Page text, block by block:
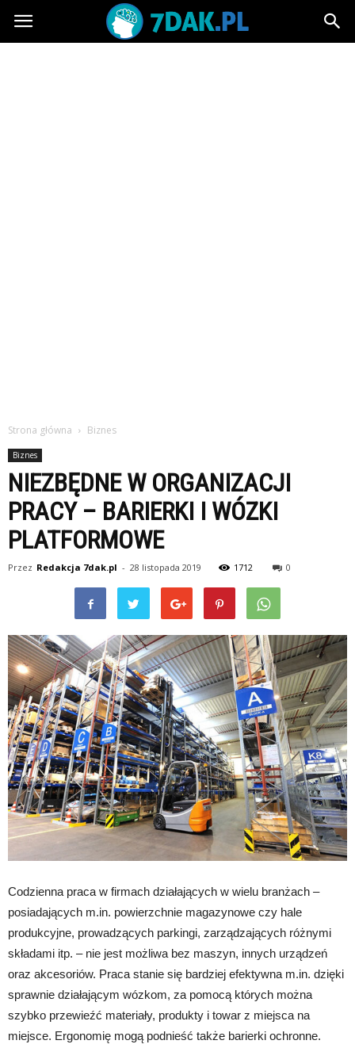
7dak.pl
Strona główna Biznes
Biznes
NIEZBĘDNE W ORGANIZACJI
PRACY – BARIERKI I WÓZKI
PLATFORMOWE
Przez Redakcja 7dak.pl - 28 listopada 2019 1712 0
Codzienna praca w firmach działających w wielu branżach –
posiadających m.in. powierzchnie magazynowe czy hale
produkcyjne, prowadzących parkingi, zarządzających różnymi
składami itp. – nie jest możliwa bez maszyn, innych urządzeń
oraz akcesoriów. Praca stanie się bardziej efektywna m.in. dzięki
sprawnie działającym wózkom, za pomocą których można
szybko przewieźć materiały, produkty i towar z miejsca na
miejsce. Ergonomię mogą podnieść także barierki ochronne.